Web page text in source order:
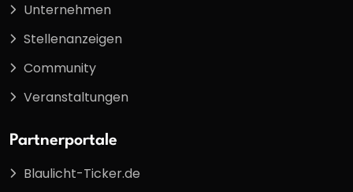
Unternehmen
Stellenanzeigen
Community
Veranstaltungen
Partnerportale
Blaulicht-Ticker.de